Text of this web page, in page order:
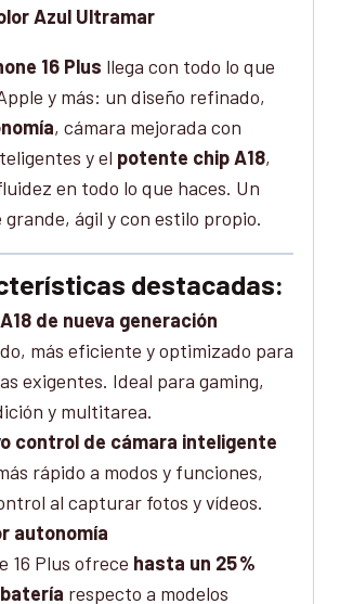
Azul Ultramar
16 Plus llega con todo lo que
y más: un diseño refinado,
, cámara mejorada con
y el potente chip A18,
en todo lo que haces. Un
ágil y con estilo propio.
destacadas:
de nueva generación
más eficiente y optimizado para
exigentes. Ideal para gaming,
y multitarea.
control de cámara inteligente
rápido a modos y funciones,
al capturar fotos y vídeos.
autonomía
16 Plus ofrece hasta un 25 %
respecto a modelos